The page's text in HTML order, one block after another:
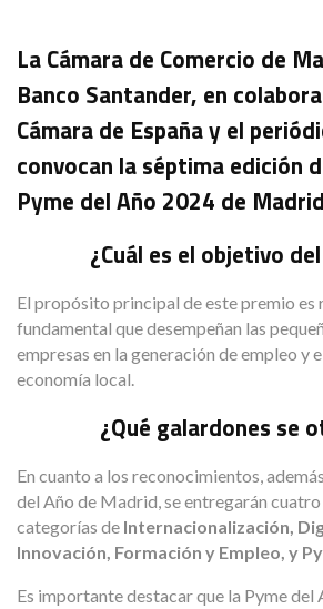
La Cámara de Comercio de
Banco Santander, en
Cámara de España y el
convocan la séptima edición
Pyme del Año 2024 de
¿Cuál es el objetivo
El propósito principal de este premio es
fundamental que desempeñan las
empresas en la generación de empleo y
economía local.
¿Qué galardones se
En cuanto a los reconocimientos,
del Año de Madrid, se entregarán
categorías de Internacionalización,
Innovación, Formación y Empleo, y
Es importante destacar que la Pyme del